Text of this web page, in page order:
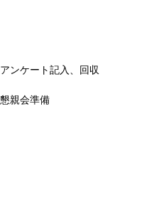
ンケート記入、回収
親会準備